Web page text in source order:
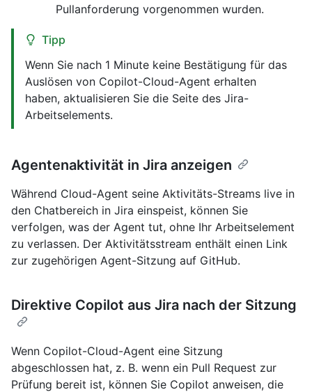
Pullanforderung vorgenommen wurden.
Tipp
Wenn Sie nach 1 Minute keine Bestätigung für das
Auslösen von Copilot-Cloud-Agent erhalten
haben, aktualisieren Sie die Seite des Jira-
Arbeitselements.
Agentenaktivität in Jira anzeigen
Während Cloud-Agent seine Aktivitäts-Streams live in
den Chatbereich in Jira einspeist, können Sie
verfolgen, was der Agent tut, ohne Ihr Arbeitselement
zu verlassen. Der Aktivitätsstream enthält einen Link
zur zugehörigen Agent-Sitzung auf GitHub.
Direktive Copilot aus Jira nach der Sitzung
Wenn Copilot-Cloud-Agent eine Sitzung
abgeschlossen hat, z. B. wenn ein Pull Request zur
Prüfung bereit ist, können Sie Copilot anweisen, die